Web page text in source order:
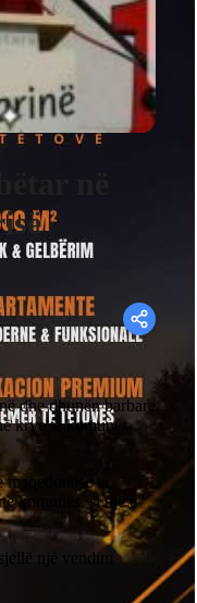
në
dhe dhunën barbare
krye të komunës
ia
komunës, si një e
një vendim